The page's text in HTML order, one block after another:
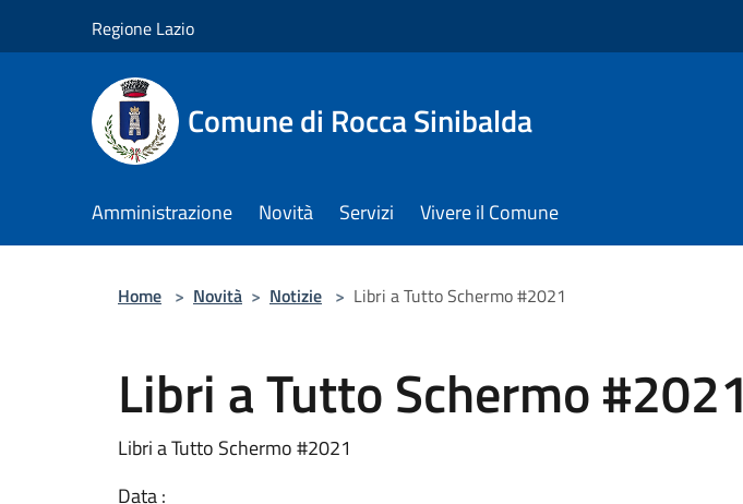
Regione Lazio
Comune di Rocca Sinibalda
Amministrazione Novità Servizi Vivere il Comune
Home > Novità > Notizie > Libri a Tutto Schermo #2021
Libri a Tutto Schermo #2021
Libri a Tutto Schermo #2021
Data :